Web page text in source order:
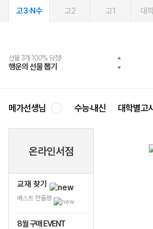
고3·N수 고2 고1 대
선물 3개 100% 당첨!
행운의 선물 뽑기
선물 100% 증정!
메가스터디 X 올리브
여름방학 스터디 캐시백
메가런 썸머스쿨
2027 러셀 단과
강사 공개선발
스마트러닝앱
설문 EVENT
메가패스
3일 무료 체험권
메가패스 수강생 무료혜택!
메가클럽 멤버십
사회공헌 캠페인
희망이룸 메가나눔
메가선생님 수능·내신 대학별고
온라인서점
교재 찾기
베스트 한줄평
8월 구매 EVENT